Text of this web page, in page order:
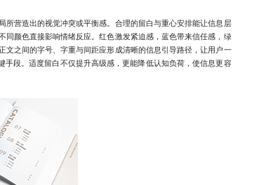
所营造出的视觉冲突或平衡感。合理的留白与重心安排能让信息层
不同颜色直接影响情绪反应。红色激发紧迫感，蓝色带来信任感，绿
文之间的字号、字重与间距应形成清晰的信息引导路径，让用户一
手段。适度留白不仅提升高级感，更能降低认知负荷，使信息更容